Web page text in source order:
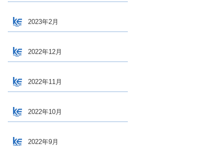
2023年2月
2022年12月
2022年11月
2022年10月
2022年9月